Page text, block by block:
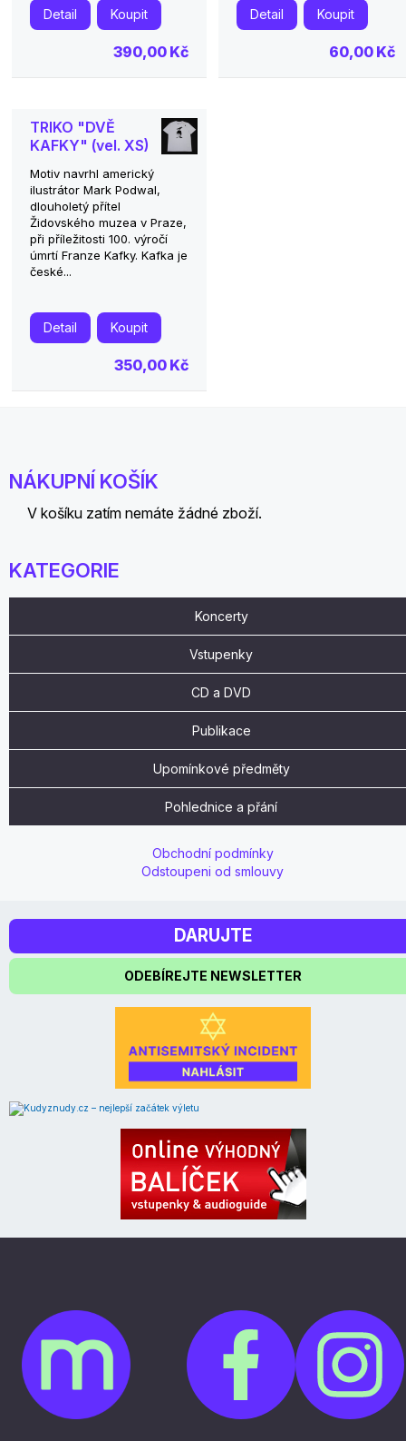
390,00 Kč
Detail Koupit
60,00 Kč
Detail Koupit
TRIKO "DVĚ
KAFKY" (vel. XS)
Motiv navrhl americký
ilustrátor Mark Podwal,
dlouholetý přítel
Židovského muzea v Praze,
při příležitosti 100. výročí
úmrtí Franze Kafky. Kafka je
české...
350,00 Kč
Detail Koupit
NÁKUPNÍ KOŠÍK
V košíku zatím nemáte žádné zboží.
KATEGORIE
Koncerty
Vstupenky
CD a DVD
Publikace
Upomínkové předměty
Pohlednice a přání
Obchodní podmínky
Odstoupeni od smlouvy
DARUJTE
ODEBÍREJTE NEWSLETTER